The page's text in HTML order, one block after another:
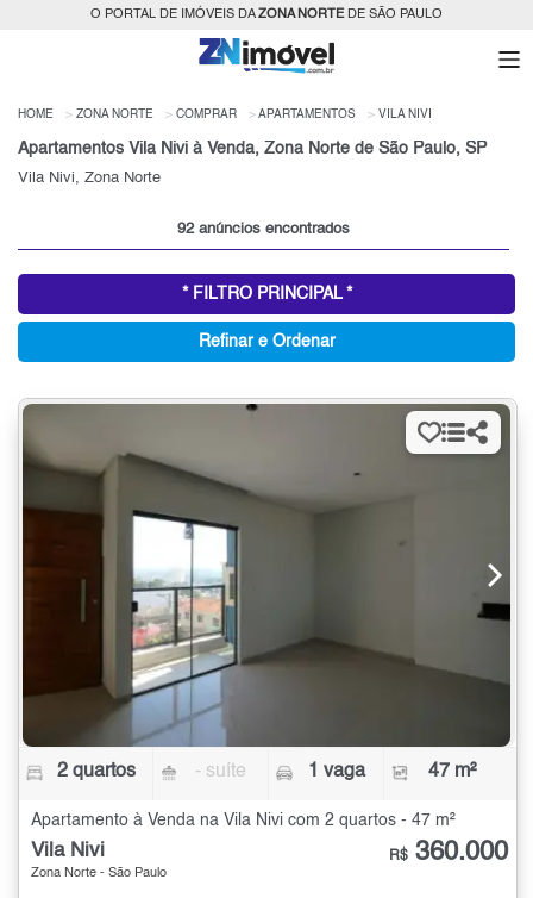
O PORTAL DE IMÓVEIS DAZONA NORTEDE SÃO PAULO
HOME ZONA NORTE COMPRAR APARTAMENTOS VILA NIVI
Apartamentos Vila Nivi à Venda, Zona Norte de São Paulo, SP
Vila Nivi, Zona Norte
92 anúncios encontrados
* FILTRO PRINCIPAL *
Refinar e Ordenar
2 quartos - suíte 1 vaga 47 m²
Apartamento à Venda na Vila Nivi com 2 quartos - 47 m²
Vila Nivi
Zona Norte - São Paulo
R$ 360.000